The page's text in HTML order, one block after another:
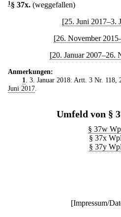
1 § 37x. (weggefallen)
[25. Juni 2017–3.
[26. November
[20. Januar 2007–26.
Anmerkungen:
1
. 3. Januar 2018: Artt. 3 Nr. 118,
Juni 2017
Umfeld von §
§ 37w
§ 37x
§ 37y
[Impressum/